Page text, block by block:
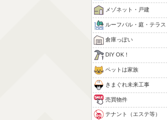
メゾネット・戸建
ルーフバル・庭・テラス
倉庫っぽい
DIY OK！
ペットは家族
きまぐれ未来工事
売買物件
テナント（エステ等）